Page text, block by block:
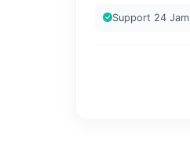
Support 24 Jam